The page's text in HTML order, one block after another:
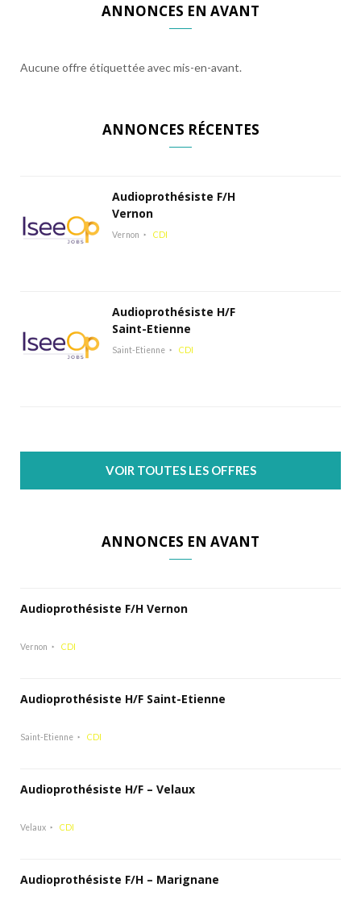
ANNONCES EN AVANT
Aucune offre étiquettée avec mis-en-avant.
ANNONCES RÉCENTES
Audioprothésiste F/H
Vernon
Vernon CDI
Audioprothésiste H/F
Saint-Etienne
Saint-Etienne CDI
VOIR TOUTES LES OFFRES
ANNONCES EN AVANT
Audioprothésiste F/H Vernon
Vernon CDI
Audioprothésiste H/F Saint-Etienne
Saint-Etienne CDI
Audioprothésiste H/F – Velaux
Velaux CDI
Audioprothésiste F/H – Marignane